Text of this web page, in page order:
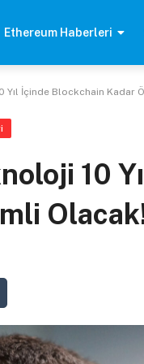
Ethereum Haberleri
Yıl İçinde Blockchain Kadar
10